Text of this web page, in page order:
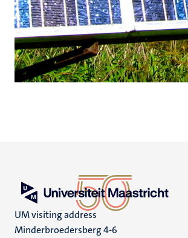
UM visiting address
Minderbroedersberg 4-6